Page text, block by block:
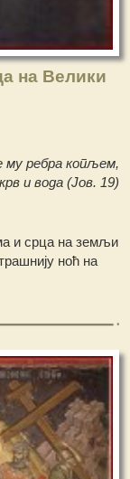
на Велики
му ребра копљем,
и вода (Јов. 19)
и срца на земљи
ноћ на